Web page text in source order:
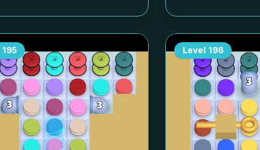
195 Level 196